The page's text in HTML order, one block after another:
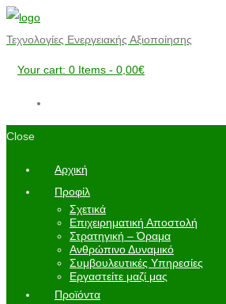
Τεχνολογίες Ενεργειακής Αξιοποίησης
Your cart: 0 Items - 0,00€
Close
Αρχική
Προφίλ
Σχετικά
Επιχειρηματική Αποστολή
Στρατηγική – Όραμα
Ανθρώπινο Δυναμικό
Συμβουλευτικές Υπηρεσίες
Εργαστείτε μαζί μας
Προϊόντα